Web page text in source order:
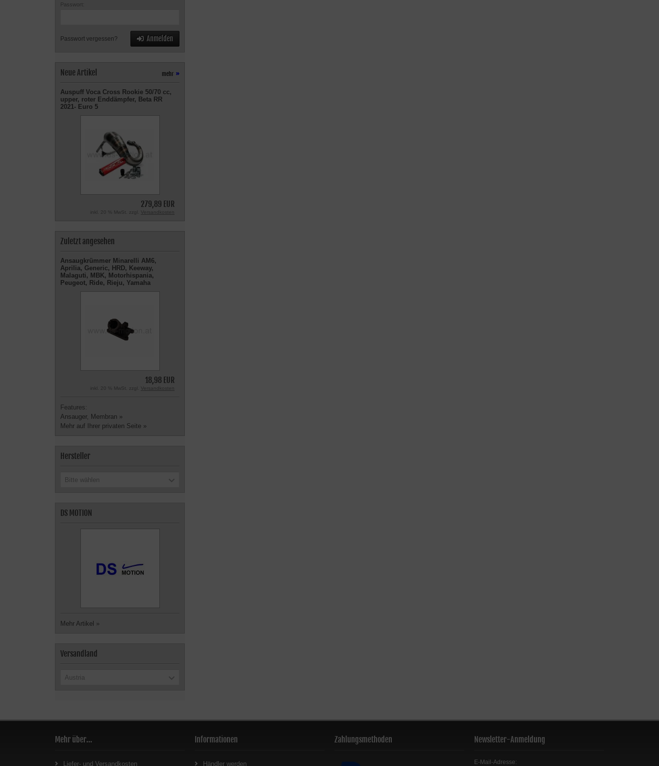
Passwort:
Passwort vergessen? Anmelden
Neue Artikel mehr »
Auspuff Voca Cross Rookie 50/70 cc,
upper, roter Enddämpfer, Beta RR
2021- Euro 5
279,89 EUR
inkl. 20 % MwSt. zzgl. Versandkosten
Zuletzt angesehen
Ansaugkrümmer Minarelli AM6,
Aprilia, Generic, HRD, Keeway,
Malaguti, MBK, Motorhispania,
Peugeot, Ride, Rieju, Yamaha
18,98 EUR
inkl. 20 % MwSt. zzgl. Versandkosten
Features:
Ansauger, Membran »
Mehr auf Ihrer privaten Seite »
Hersteller
Bitte wählen
DS MOTION
Mehr Artikel »
Versandland
Austria
Mehr über...
Liefer- und Versandkosten
Informationen
Händler werden
Zahlungsmethoden Newsletter-Anmeldung
E-Mail-Adresse: